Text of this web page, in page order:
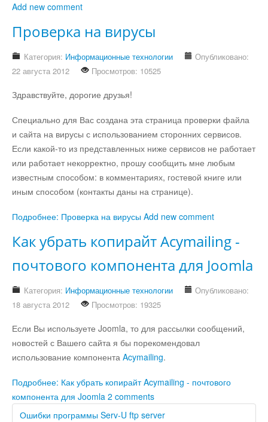
Add new comment
Проверка на вирусы
Категория: Информационные технологии
Опубликовано:
22 августа 2012
Просмотров: 10525
Здравствуйте, дорогие друзья!
Специально для Вас создана эта страница проверки файла
и сайта на вирусы с использованием сторонних сервисов.
Если какой-то из представленных ниже сервисов не работает
или работает некорректно, прошу сообщить мне любым
известным способом: в комментариях, гостевой книге или
иным способом (контакты даны на странице).
Подробнее: Проверка на вирусы Add new comment
Как убрать копирайт Acymailing -
почтового компонента для Joomla
Категория: Информационные технологии
Опубликовано:
18 августа 2012
Просмотров: 19325
Если Вы используете Joomla, то для рассылки сообщений,
новостей с Вашего сайта я бы порекомендовал
использование компонента Acymailing.
Подробнее: Как убрать копирайт Acymailing - почтового
компонента для Joomla 2 comments
Ошибки программы Serv-U ftp server